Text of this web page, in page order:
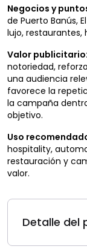
Negocios y
de Puerto Banús,
lujo, restaurantes,
Valor publicitario:
notoriedad,
una audiencia
favorece la
la campaña
objetivo.
Uso
hospitality,
restauración y
valor.
Detalle del